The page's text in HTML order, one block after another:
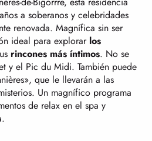
a soberanos y celebridades
renovada. Magnífica sin ser
ideal para explorar los
rincones más íntimos. No se
y el Pic du Midi. También puede
que le llevarán a las
Un magnífico programa
de relax en el spa y